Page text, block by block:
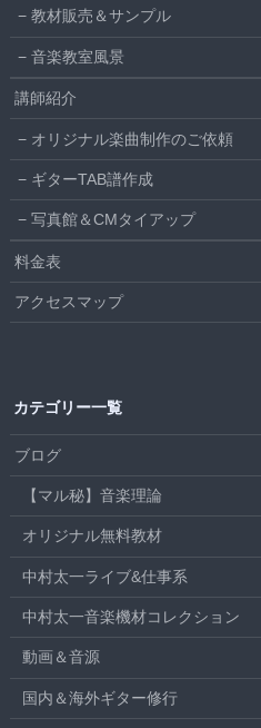
教材販売＆サンプル
音楽教室風景
講師紹介
オリジナル楽曲制作のご依頼
ギターTAB譜作成
写真館＆CMタイアップ
料金表
アクセスマップ
カテゴリー一覧
ブログ
【マル秘】音楽理論
オリジナル無料教材
中村太一ライブ&仕事系
中村太一音楽機材コレクション
動画＆音源
国内＆海外ギター修行